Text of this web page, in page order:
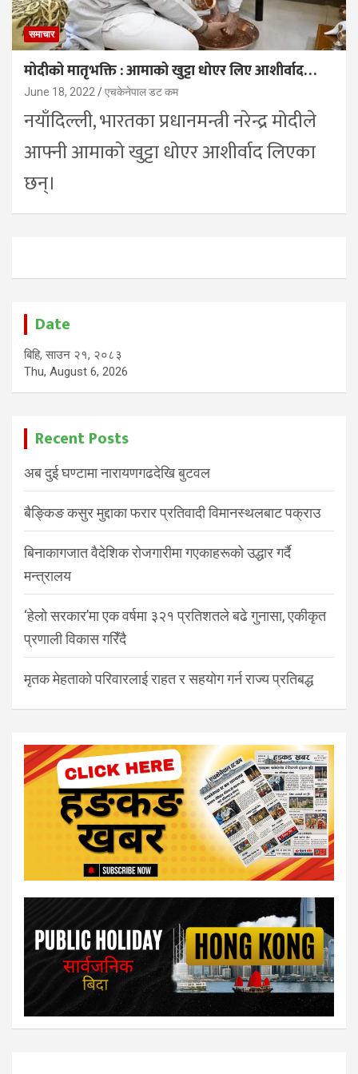
समाचार
मोदीको मातृभक्ति : आमाको खुट्टा धोएर लिए आशीर्वाद…
June 18, 2022 एचकेनेपाल डट कम
नयाँदिल्ली, भारतका प्रधानमन्त्री नरेन्द्र मोदीले
आफ्नी आमाको खुट्टा धोएर आशीर्वाद लिएका
छन्।
Date
बिहि, साउन २१, २०८३
Thu, August 6, 2026
Recent Posts
अब दुई घण्टामा नारायणगढदेखि बुटवल
बैङ्किङ कसुर मुद्दाका फरार प्रतिवादी विमानस्थलबाट पक्राउ
बिनाकागजात वैदेशिक रोजगारीमा गएकाहरूको उद्धार गर्दै
मन्त्रालय
‘हेलो सरकार’मा एक वर्षमा ३२१ प्रतिशतले बढे गुनासा, एकीकृत
प्रणाली विकास गरिँदै
मृतक मेहताको परिवारलाई राहत र सहयोग गर्न राज्य प्रतिबद्ध